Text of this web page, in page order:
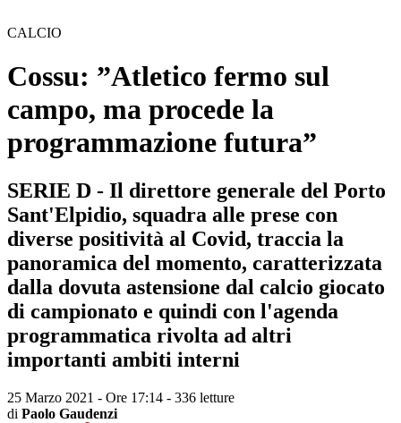
CALCIO
Cossu: ”Atletico fermo sul
campo, ma procede la
programmazione futura”
SERIE D - Il direttore generale del Porto
Sant'Elpidio, squadra alle prese con
diverse positività al Covid, traccia la
panoramica del momento, caratterizzata
dalla dovuta astensione dal calcio giocato
di campionato e quindi con l'agenda
programmatica rivolta ad altri
importanti ambiti interni
25 Marzo 2021 - Ore 17:14 - 336 letture
di Paolo Gaudenzi